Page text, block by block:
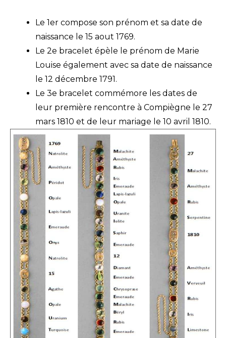
Le 1er compose son prénom et sa date de
naissance le 15 aout 1769.
Le 2e bracelet épèle le prénom de Marie
Louise également avec sa date de naissance
le 12 décembre 1791.
Le 3e bracelet commémore les dates de
leur première rencontre à Compiègne le 27
mars 1810 et de leur mariage le 10 avril 1810.